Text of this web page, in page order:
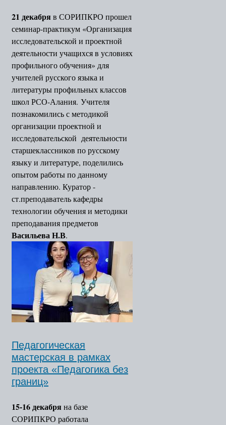
21 декабряв СОРИПКРО прошел
семинар-практикум «Организация
исследовательской и проектной
деятельности учащихся в условиях
профильного обучения» для
учителей русского языка и
литературы профильных классов
школ РСО-Алания. Учителя
познакомились с методикой
организации проектной и
исследовательской деятельности
старшеклассников по русскому
языку и литературе, поделились
опытом работы по данному
направлению. Куратор -
ст.преподаватель кафедры
технологии обучения и методики
преподавания предметов
Васильева Н.В.
Педагогическая
мастерская в рамках
проекта «Педагогика без
границ»
15-16 декабряна базе
СОРИПКРО работала